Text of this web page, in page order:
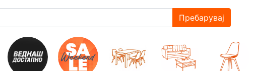
Пребарувај